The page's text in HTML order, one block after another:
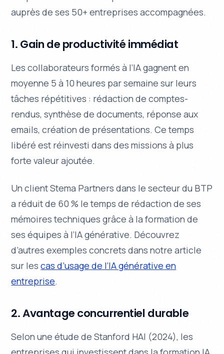
auprès de ses 50+ entreprises accompagnées.
1. Gain de productivité immédiat
Les collaborateurs formés à l’IA gagnent en
moyenne 5 à 10 heures par semaine sur leurs
tâches répétitives : rédaction de comptes-
rendus, synthèse de documents, réponse aux
emails, création de présentations. Ce temps
libéré est réinvesti dans des missions à plus
forte valeur ajoutée.
Un client Stema Partners dans le secteur du BTP
a réduit de 60 % le temps de rédaction de ses
mémoires techniques grâce à la formation de
ses équipes à l’IA générative. Découvrez
d’autres exemples concrets dans notre article
sur lescas d’usage de l’IA générative en
entreprise.
2. Avantage concurrentiel durable
Selon une étude de Stanford HAI (2024), les